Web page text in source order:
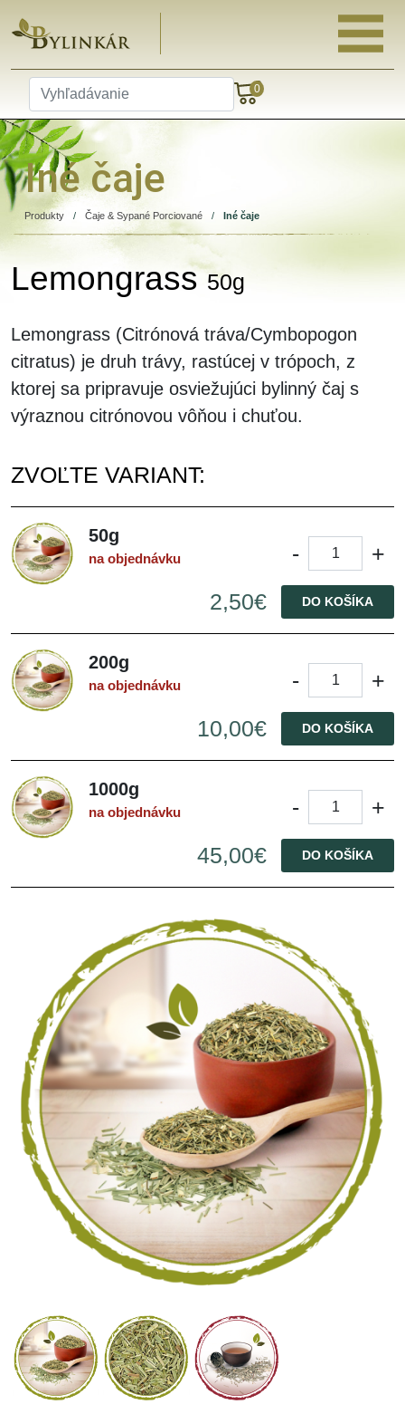
0
Iné čaje
Produkty / Čaje & Sypané Porciované / Iné čaje
Lemongrass50g
Lemongrass (Citrónová tráva/Cymbopogon
citratus) je druh trávy, rastúcej v trópoch, z
ktorej sa pripravuje osviežujúci bylinný čaj s
výraznou citrónovou vôňou i chuťou.
ZVOĽTE VARIANT:
50g
na objednávku -
+
2,50€
DO KOŠÍKA
200g
na objednávku -
+
10,00€
DO KOŠÍKA
1000g
na objednávku -
+
45,00€
DO KOŠÍKA